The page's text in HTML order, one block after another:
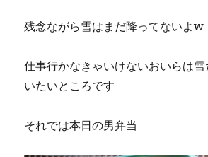
残念ながら雪はまだ降ってないよw
仕事行かなきゃいけないおいらは
いたいところです
それでは本日の男弁当